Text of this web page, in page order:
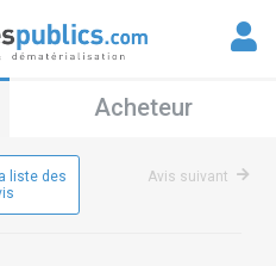
Acheteur
liste des
Avis suivant